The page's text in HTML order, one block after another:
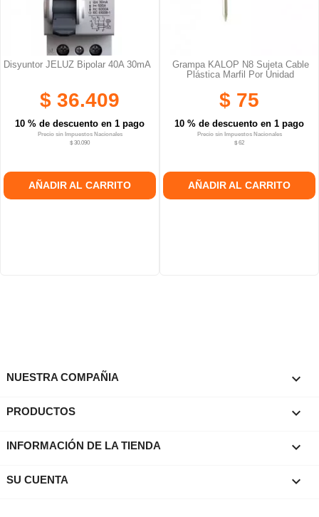
Disyuntor JELUZ Bipolar 40A 30mA
$ 36.409
10 % de descuento en 1 pago
Precio sin Impuestos Nacionales
$ 30.090
AÑADIR AL CARRITO
Grampa KALOP N8 Sujeta Cable
Plástica Marfil Por Unidad
$ 75
10 % de descuento en 1 pago
Precio sin Impuestos Nacionales
$ 62
AÑADIR AL CARRITO
NUESTRA COMPAÑIA 
PRODUCTOS 
INFORMACIÓN DE LA TIENDA keyboard_arrow_down
SU CUENTA 